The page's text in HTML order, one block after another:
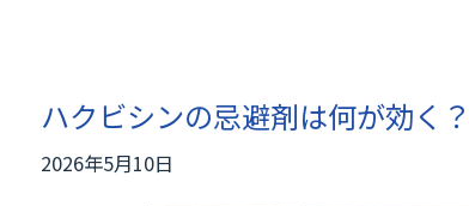
ハクビシンの忌避剤は何が効く
2026年5月10日